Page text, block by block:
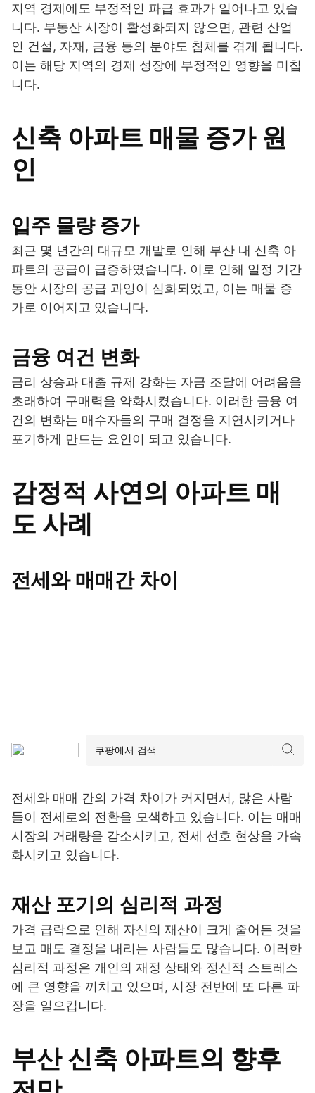
지역 경제에도 부정적인 파급 효과가 일어나고 있습
니다. 부동산 시장이 활성화되지 않으면, 관련 산업
인 건설, 자재, 금융 등의 분야도 침체를 겪게 됩니다.
이는 해당 지역의 경제 성장에 부정적인 영향을 미칩
니다.
신축 아파트 매물 증가 원
인
입주 물량 증가
최근 몇 년간의 대규모 개발로 인해 부산 내 신축 아
파트의 공급이 급증하였습니다. 이로 인해 일정 기간
동안 시장의 공급 과잉이 심화되었고, 이는 매물 증
가로 이어지고 있습니다.
금융 여건 변화
금리 상승과 대출 규제 강화는 자금 조달에 어려움을
초래하여 구매력을 약화시켰습니다. 이러한 금융 여
건의 변화는 매수자들의 구매 결정을 지연시키거나
포기하게 만드는 요인이 되고 있습니다.
감정적 사연의 아파트 매
도 사례
전세와 매매간 차이
전세와 매매 간의 가격 차이가 커지면서, 많은 사람
들이 전세로의 전환을 모색하고 있습니다. 이는 매매
시장의 거래량을 감소시키고, 전세 선호 현상을 가속
화시키고 있습니다.
재산 포기의 심리적 과정
가격 급락으로 인해 자신의 재산이 크게 줄어든 것을
보고 매도 결정을 내리는 사람들도 많습니다. 이러한
심리적 과정은 개인의 재정 상태와 정신적 스트레스
에 큰 영향을 끼치고 있으며, 시장 전반에 또 다른 파
장을 일으킵니다.
부산 신축 아파트의 향후